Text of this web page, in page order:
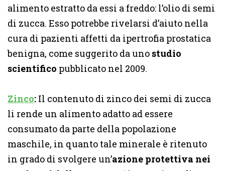
alimento estratto da essi a freddo: l’olio di semi
di zucca. Esso potrebbe rivelarsi d’aiuto nella
cura di pazienti affetti da ipertrofia prostatica
benigna, come suggerito da uno studio
scientifico pubblicato nel 2009.
Zinco: Il contenuto di zinco dei semi di zucca
li rende un alimento adatto ad essere
consumato da parte della popolazione
maschile, in quanto tale minerale è ritenuto
in grado di svolgere un’azione protettiva nei